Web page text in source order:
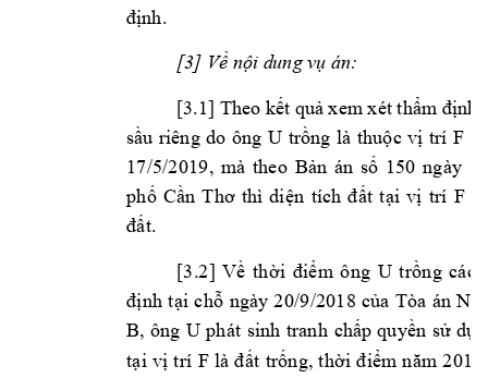
định.
[3] Về nội dung vụ án:
[3.1] Theo kết quả xem xét thẩm định
sầu riêng do ông U trồng là thuộc vị trí F
17/5/2019, mà theo Bản án số 150 ngày
phố Cần Thơ thì diện tích đất tại vị trí F
đất.
[3.2] Về thời điểm ông U trồng các
định tại chỗ ngày 20/9/2018 của Tòa án Nh
B, ông U phát sinh tranh chấp quyền sử dụn
tại vị trí F là đất trống, thời điểm năm 2018